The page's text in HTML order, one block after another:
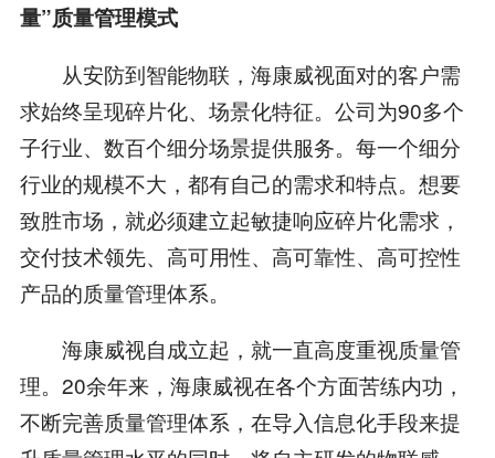
量”质量管理模式
从安防到智能物联，海康威视面对的客户需
求始终呈现碎片化、场景化特征。公司为90多个
子行业、数百个细分场景提供服务。每一个细分
行业的规模不大，都有自己的需求和特点。想要
致胜市场，就必须建立起敏捷响应碎片化需求，
交付技术领先、高可用性、高可靠性、高可控性
产品的质量管理体系。
海康威视自成立起，就一直高度重视质量管
理。20余年来，海康威视在各个方面苦练内功，
不断完善质量管理体系，在导入信息化手段来提